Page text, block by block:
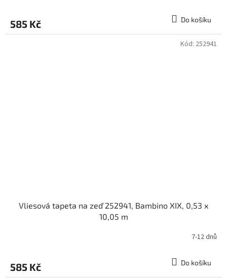
585 Kč Do košíku
Vliesová tapeta na zeď 252941, Bambino XIX, 0,53 x
10,05 m
7-12 dnů
585 Kč Do košíku
Kód: 252941